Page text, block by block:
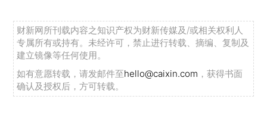
财新网所刊载内容之知识产权为财新传媒及/或相关权利人
专属所有或持有。未经许可，禁止进行转载、摘编、复制及
建立镜像等任何使用。
如有意愿转载，请发邮件至hello@caixin.com ，获得书面
确认及授权后，方可转载。